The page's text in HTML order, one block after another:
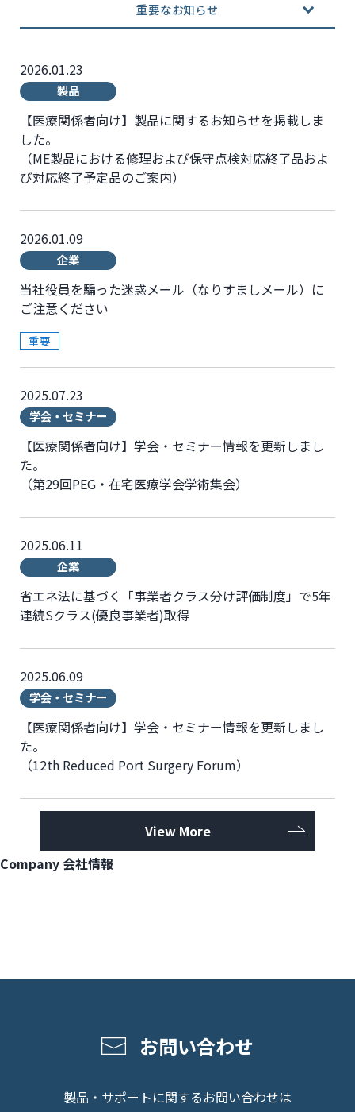
重要なお知らせ
2026.01.23
製品
【医療関係者向け】製品に関するお知らせを掲載しま
した。
（ME製品における修理および保守点検対応終了品およ
び対応終了予定品のご案内）
2026.01.09
企業
当社役員を騙った迷惑メール（なりすましメール）に
ご注意ください
重要
2025.07.23
学会・セミナー
【医療関係者向け】学会・セミナー情報を更新しまし
た。
（第29回PEG・在宅医療学会学術集会）
2025.06.11
企業
省エネ法に基づく「事業者クラス分け評価制度」で5年
連続Sクラス(優良事業者)取得
2025.06.09
学会・セミナー
【医療関係者向け】学会・セミナー情報を更新しまし
た。
（12th Reduced Port Surgery Forum）
View More
Company 会社情報
お問い合わせ
製品・サポートに関するお問い合わせは